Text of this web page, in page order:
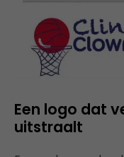
Een logo dat
uitstraalt